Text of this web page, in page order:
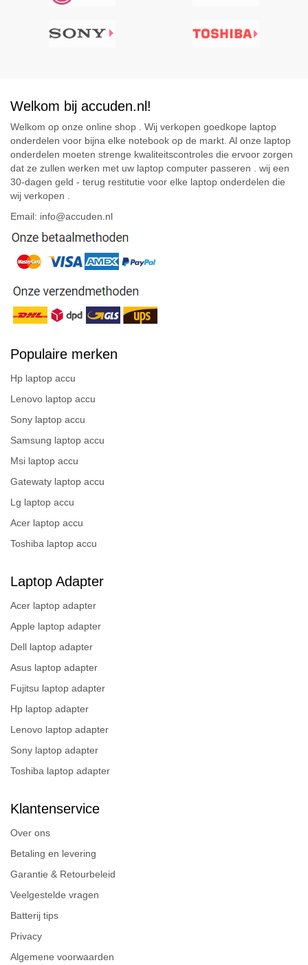
Welkom bij accuden.nl!
Welkom op onze online shop . Wij verkopen goedkope laptop
onderdelen voor bijna elke notebook op de markt. Al onze laptop
onderdelen moeten strenge kwaliteitscontroles die ervoor zorgen
dat ze zullen werken met uw laptop computer passeren . wij een
30-dagen geld - terug restitutie voor elke laptop onderdelen die
wij verkopen .
Email: info@accuden.nl
Populaire merken
Hp laptop accu
Lenovo laptop accu
Sony laptop accu
Samsung laptop accu
Msi laptop accu
Gatewaty laptop accu
Lg laptop accu
Acer laptop accu
Toshiba laptop accu
Laptop Adapter
Acer laptop adapter
Apple laptop adapter
Dell laptop adapter
Asus laptop adapter
Fujitsu laptop adapter
Hp laptop adapter
Lenovo laptop adapter
Sony laptop adapter
Toshiba laptop adapter
Klantenservice
Over ons
Betaling en levering
Garantie & Retourbeleid
Veelgestelde vragen
Batterij tips
Privacy
Algemene voorwaarden